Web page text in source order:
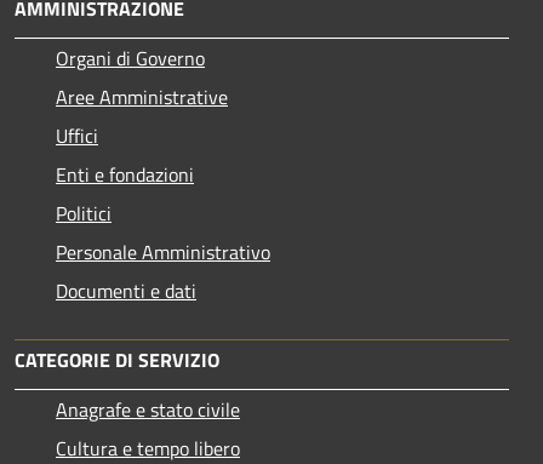
AMMINISTRAZIONE
Organi di Governo
Aree Amministrative
Uffici
Enti e fondazioni
Politici
Personale Amministrativo
Documenti e dati
CATEGORIE DI SERVIZIO
Anagrafe e stato civile
Cultura e tempo libero